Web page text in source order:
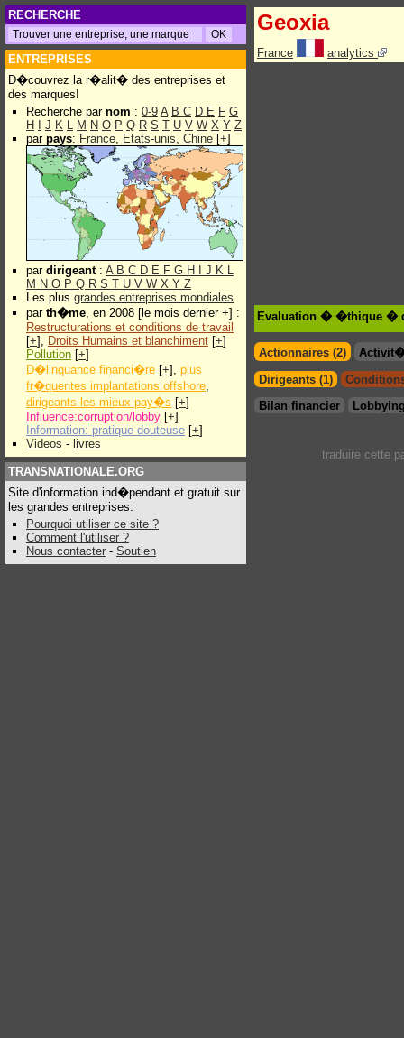
RECHERCHE
ENTREPRISES
D�couvrez la r�alit� des entreprises et
des marques!
Recherche par nom : 0-9 A B C D E F G
H
J K L M N O P Q R S T U V W X Y Z
par pays: France, Etats-unis, Chine [+]
par dirigeant: A B C D E F G H J K L
M N O P Q R S T U V W X Y Z
Les plus grandes entreprises mondiales
par th�me, en 2008 [le mois dernier +] :
Restructurations et conditions de travail
[+], Droits Humains et blanchiment [+]
Pollution [+]
D�linquance financi�re [+], plus
fr�quentes implantations offshore,
dirigeants les mieux pay�s [+]
Influence:corruption/lobby [+]
Information: pratique douteuse [+]
Videos - livres
TRANSNATIONALE.ORG
Site d'information ind�pendant et gratuit sur
les grandes entreprises.
Pourquoi utiliser ce site ?
Comment l'utiliser ?
Nous contacter - Soutien
Geoxia
France analytics
Evaluation � �thique �
Actionnaires (2)
Dirigeants (1)
Bilan financier
traduire cette